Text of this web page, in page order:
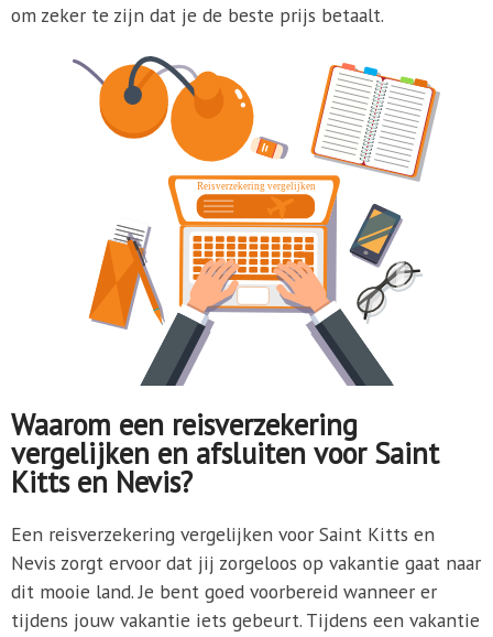
om zeker te zijn dat je de beste prijs betaalt.
Waarom een reisverzekering
vergelijken en afsluiten voor Saint
Kitts en Nevis?
Een reisverzekering vergelijken voor Saint Kitts en
Nevis zorgt ervoor dat jij zorgeloos op vakantie gaat naar
dit mooie land. Je bent goed voorbereid wanneer er
tijdens jouw vakantie iets gebeurt. Tijdens een vakantie